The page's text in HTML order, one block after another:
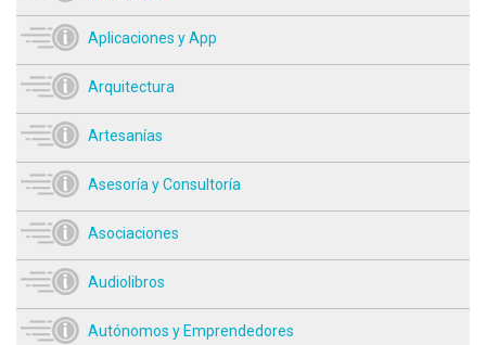
Aplicaciones y App
Arquitectura
Artesanías
Asesoría y Consultoría
Asociaciones
Audiolibros
Autónomos y Emprendedores